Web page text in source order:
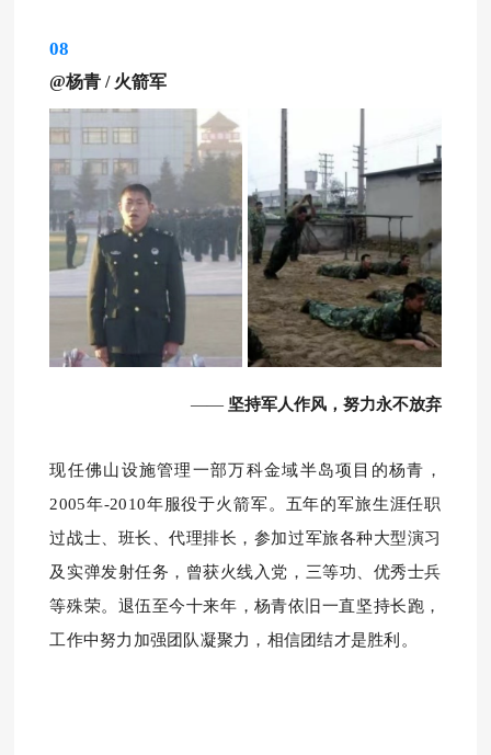
08
@杨青 / 火箭军
—— 坚持军人作风，努力永不放弃
现任佛山设施管理一部万科金域半岛项目的杨青，
2005年-2010年服役于火箭军。 五年的军旅生涯任职
过战士、班长、代理排长，参加过军旅各种大型演习
及实弹发射任务，曾获火线入党，三等功、优秀士兵
等殊荣。 退伍至今十来年，杨青依旧一直坚持长跑，
工作中努力加强团队凝聚力，相信团结才是胜利。